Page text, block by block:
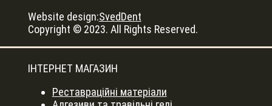
Website design:SvedDent
Copyright © 2023. All Rights Reserved.
ІНТЕРНЕТ МАГАЗИН
Реставраційні матеріали